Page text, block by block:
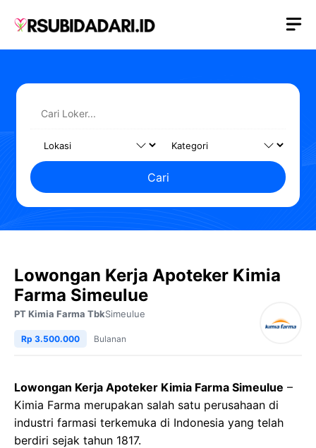
Cari
Lowongan Kerja Apoteker Kimia
Farma Simeulue
PT Kimia Farma TbkSimeulue
Rp 3.500.000 Bulanan
Lowongan Kerja Apoteker Kimia Farma Simeulue –
Kimia Farma merupakan salah satu perusahaan di
industri farmasi terkemuka di Indonesia yang telah
berdiri sejak tahun 1817.